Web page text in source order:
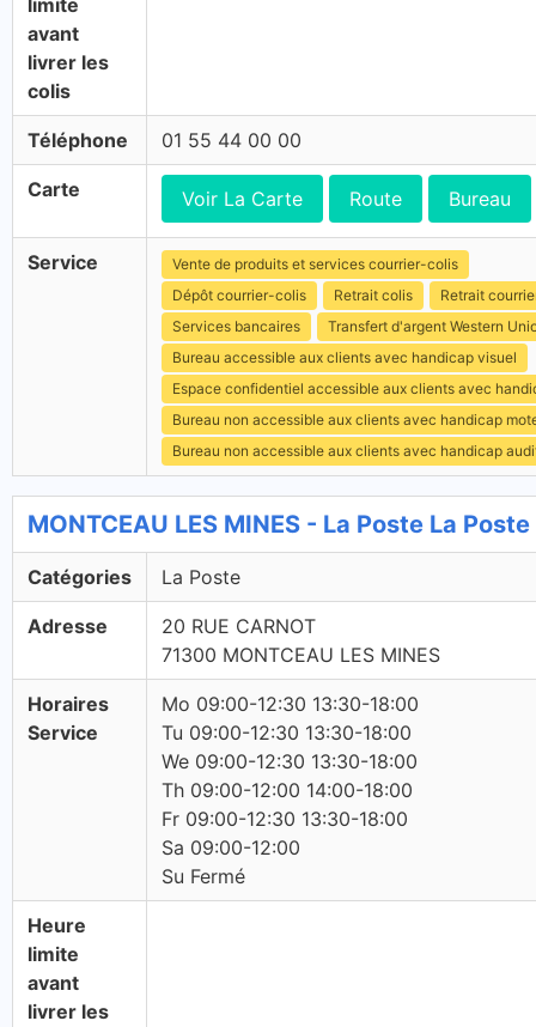
limite
avant
livrer les
colis
Téléphone 01 55 44 00 00
Carte Voir La Carte Route Bureau
Service
Vente de produits et services courrier-colis
Dépôt courrier-colis
Retrait colis
Retrait
Services bancaires
Transfert d'argent Western
Bureau accessible aux clients avec handicap visuel
Espace confidentiel accessible aux clients avec
Bureau non accessible aux clients avec handicap
Bureau non accessible aux clients avec handicap
MONTCEAU LES MINES - La Poste La Poste
Catégories La Poste
Adresse
20 RUE CARNOT
71300 MONTCEAU LES MINES
Horaires
Service
Mo 09:00-12:30 13:30-18:00
Tu 09:00-12:30 13:30-18:00
We 09:00-12:30 13:30-18:00
Th 09:00-12:00 14:00-18:00
Fr 09:00-12:30 13:30-18:00
Sa 09:00-12:00
Su Fermé
Heure
limite
avant
livrer les